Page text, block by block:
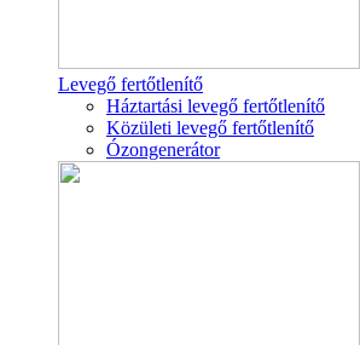
Levegő fertőtlenítő
Háztartási levegő fertőtlenítő
Közületi levegő fertőtlenítő
Ózongenerátor